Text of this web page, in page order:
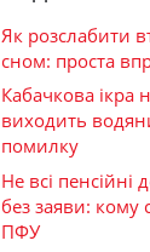
Як розслабити
сном: проста
Кабачкова ікра
виходить
помилку
Не всі
без заяви: кому
ПФУ